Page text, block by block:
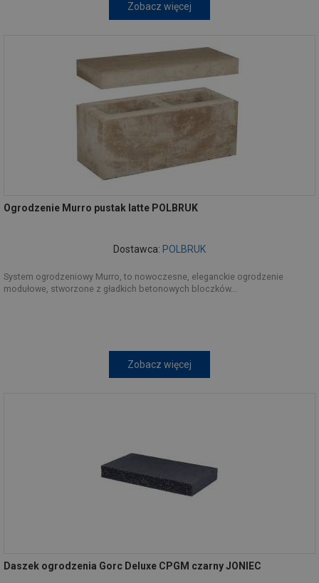
Zobacz więcej
Ogrodzenie Murro pustak latte POLBRUK
Dostawca: POLBRUK
System ogrodzeniowy Murro, to nowoczesne, eleganckie ogrodzenie
modułowe, stworzone z gładkich betonowych bloczków...
Zobacz więcej
Daszek ogrodzenia Gorc Deluxe CPGM czarny JONIEC